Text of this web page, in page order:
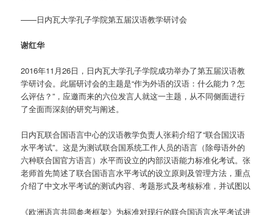
——日内瓦大学孔子学院第五届汉语教学研讨会
谢红华
2016年11月26日，日内瓦大学孔子学院成功举办了第五届汉语教
学研讨会。此届研讨会的主题是“作为外语的汉语：什么能力？怎
么评估？”，应邀而来的六位发言人就这一主题，从不同侧面进行
了全面而深刻的研究与阐述。
日内瓦联合国语言中心的汉语教学负责人张莉介绍了“联合国汉语
水平考试”。这是为测试联合国系统工作人员的语言（除母语外的
六种联合国官方语言）水平而设立的内部汉语能力标准化考试。张
老师首先简述了联合国语言水平考试的设立原则及管理方法，重点
介绍了中文水平考试的测试内容、考题形式及考核标准，并试图以
《欧洲语言共同参考框架》为标准对现行的联合国语言水平考试进